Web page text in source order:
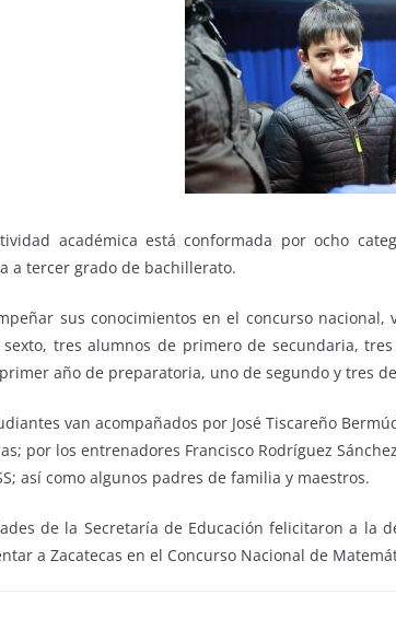
académica está conformada por ocho
a tercer grado de bachillerato.
sus conocimientos en el concurso
tres alumnos de primero de secundaria,
año de preparatoria, uno de segundo y tres
van acompañados por José Tiscareño
por los entrenadores Francisco Rodríguez
así como algunos padres de familia y maestros.
de la Secretaría de Educación felicitaron a la
a Zacatecas en el Concurso Nacional de